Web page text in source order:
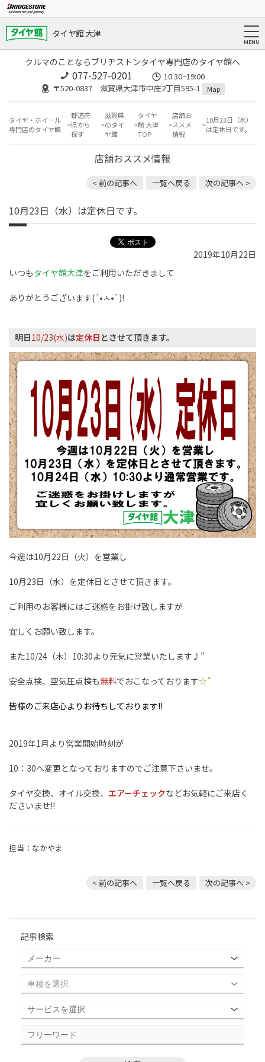
タイヤ館 大津
クルマのことならブリヂストンタイヤ専門店のタイヤ館へ
077-527-0201
10:30~19:00
〒520-0837 滋賀県大津市中庄2丁目595-1
Map
タイヤ・ホイール
専門店のタイヤ館
都道府
県から
探す
滋賀県
のタイ
ヤ館
タイヤ
館 大津
TOP
店舗お
ススメ
情報
10月23日（水）
は定休日です。
店舗おススメ情報
< 前の記事へ 一覧へ戻る 次の記事へ >
10月23日（水）は定休日です。
2019年10月22日
いつもタイヤ館大津をご利用いただきまして
ありがとうございます(´•ㅅ•`)!
明日10/23(水)は定休日 とさせて頂きます。
今週は10月22日（火）を営業し
10月23日（水）を定休日とさせて頂きます。
ご利用のお客様にはご迷惑をお掛け致しますが
宜しくお願い致します。
また10/24（木）10:30より元気に営業いたします♪”
安全点検、空気圧点検も無料でおこなっております☆”
皆様のご来店心よりお待ちしております!!
2019年1月より営業開始時刻が
10：30へ変更となっておりますのでご注意下さいませ。
タイヤ交換、オイル交換、 エアーチェックなどお気軽にご来店く
ださいませ!!
担当：なかやま
< 前の記事へ 一覧へ戻る 次の記事へ >
記事検索